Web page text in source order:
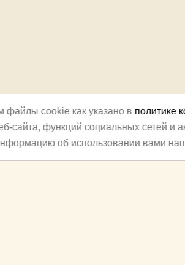
файлы cookie как указано в политике
сайта, функций социальных сетей и
об использовании вами